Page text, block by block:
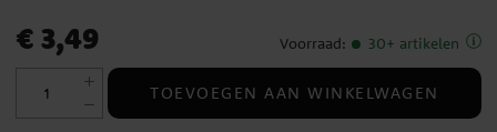
Prijs: € 3,49
€ 3,49 Voorraad: 30+ artikelen
TOEVOEGEN AAN WINKELWAGEN